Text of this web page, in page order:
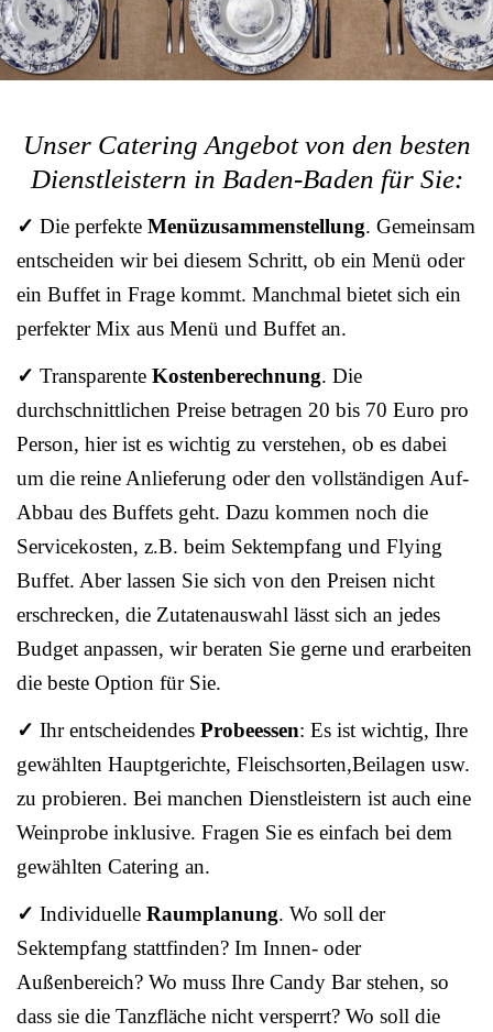
Unser Catering Angebot von den besten
Dienstleistern in Baden-Baden für Sie:
✓ Die perfekte Menüzusammenstellung. Gemeinsam
entscheiden wir bei diesem Schritt, ob ein Menü oder
ein Buffet in Frage kommt. Manchmal bietet sich ein
perfekter Mix aus Menü und Buffet an.
✓ Transparente Kostenberechnung. Die
durchschnittlichen Preise betragen 20 bis 70 Euro pro
Person, hier ist es wichtig zu verstehen, ob es dabei
um die reine Anlieferung oder den vollständigen Auf-
Abbau des Buffets geht. Dazu kommen noch die
Servicekosten, z.B. beim Sektempfang und Flying
Buffet. Aber lassen Sie sich von den Preisen nicht
erschrecken, die Zutatenauswahl lässt sich an jedes
Budget anpassen, wir beraten Sie gerne und erarbeiten
die beste Option für Sie.
✓ Ihr entscheidendes Probeessen: Es ist wichtig, Ihre
gewählten Hauptgerichte, Fleischsorten,Beilagen usw.
zu probieren. Bei manchen Dienstleistern ist auch eine
Weinprobe inklusive. Fragen Sie es einfach bei dem
gewählten Catering an.
✓ Individuelle Raumplanung. Wo soll der
Sektempfang stattfinden? Im Innen- oder
Außenbereich? Wo muss Ihre Candy Bar stehen, so
dass sie die Tanzfläche nicht versperrt? Wo soll die